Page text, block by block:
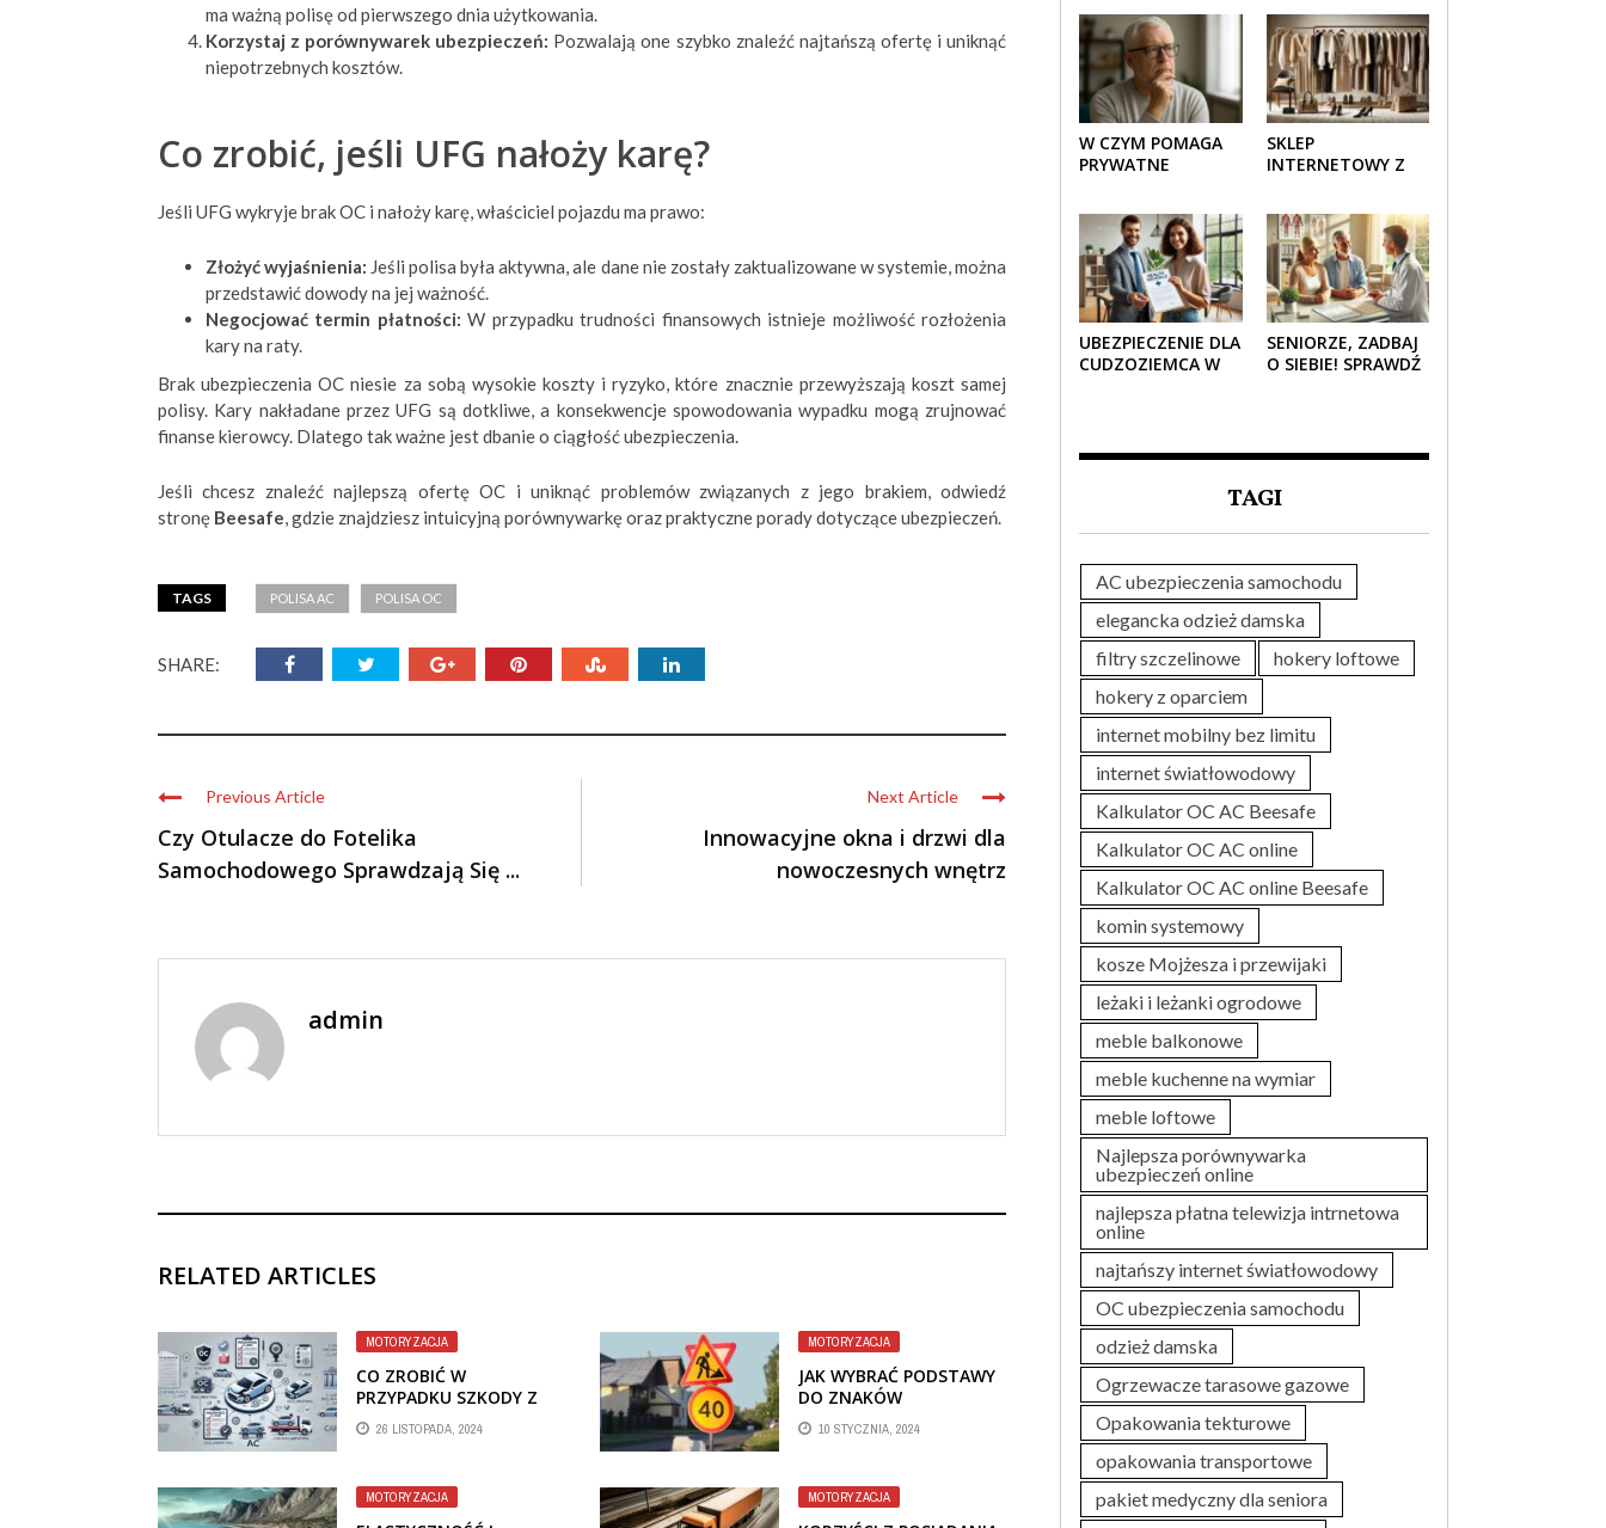
ma ważną polisę od pierwszego dnia użytkowania.
Korzystaj z porównywarek ubezpieczeń: Pozwalają one szybko znaleźć najtańszą ofertę i uniknąć
niepotrzebnych kosztów.
Co zrobić, jeśli UFG nałoży karę?
Jeśli UFG wykryje brak OC i nałoży karę, właściciel pojazdu ma prawo:
Złożyć wyjaśnienia: Jeśli polisa była aktywna, ale dane nie zostały zaktualizowane w systemie, można
przedstawić dowody na jej ważność.
Negocjować termin płatności: W przypadku trudności finansowych istnieje możliwość rozłożenia
kary na raty.
Brak ubezpieczenia OC niesie za sobą wysokie koszty i ryzyko, które znacznie przewyższają koszt samej
polisy. Kary nakładane przez UFG są dotkliwe, a konsekwencje spowodowania wypadku mogą zrujnować
finanse kierowcy. Dlatego tak ważne jest dbanie o ciągłość ubezpieczenia.
Jeśli chcesz znaleźć najlepszą ofertę OC i uniknąć problemów związanych z jego brakiem, odwiedź
stronę Beesafe, gdzie znajdziesz intuicyjną porównywarkę oraz praktyczne porady dotyczące ubezpieczeń.
TAGS POLISA AC POLISA OC
SHARE:
Previous Article
Czy Otulacze do Fotelika
Samochodowego Sprawdzają Się ...
Next Article
Innowacyjne okna i drzwi dla
nowoczesnych wnętrz
admin
RELATED ARTICLES
MOTORYZACJA
CO ZROBIĆ W
PRZYPADKU SZKODY Z
UBEZPIECZENIA
SAMOCHODU OC AC?
26 LISTOPADA, 2024
MOTORYZACJA
JAK WYBRAĆ PODSTAWY
DO ZNAKÓW
DROGOWYCH DLA
TWOJEGO PROJEKTU?
10 STYCZNIA, 2024
MOTORYZACJA MOTORYZACJA
W CZYM POMAGA
PRYWATNE
SENIOROM?
SKLEP
INTERNETOWY Z
KLASYKA, SZYK I
NOWOCZESNOŚĆ
UBEZPIECZENIE DLA
CUDZOZIEMCA W
SENIORZE, ZADBAJ
O SIEBIE! SPRAWDŹ
TAGI
AC ubezpieczenia samochodu
elegancka odzież damska
filtry szczelinowe
hokery loftowe
hokery z oparciem
internet mobilny bez limitu
internet światłowodowy
Kalkulator OC AC Beesafe
Kalkulator OC AC online
Kalkulator OC AC online Beesafe
komin systemowy
kosze Mojżesza i przewijaki
leżaki i leżanki ogrodowe
meble balkonowe
meble kuchenne na wymiar
meble loftowe
Najlepsza porównywarka
ubezpieczeń online
najlepsza płatna telewizja intrnetowa
online
najtańszy internet światłowodowy
OC ubezpieczenia samochodu
odzież damska
Ogrzewacze tarasowe gazowe
Opakowania tekturowe
opakowania transportowe
pakiet medyczny dla seniora